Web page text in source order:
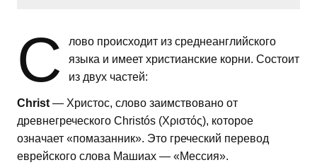
С
лово происходит из среднеанглийского
языка и имеет христианские корни. Состоит
из двух частей:
Christ — Христос, слово заимствовано от
древнегреческого Christós (Χριστός), которое
означает «помазанник». Это греческий перевод
еврейского слова Машиах — «Мессия».